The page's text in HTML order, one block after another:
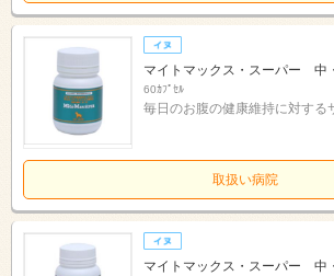
マイトマックス・スーパー 中
60ｶﾌﾟｾﾙ
毎日のお腹の健康維持に対する
取扱い病院
マイトマックス・スーパー 中